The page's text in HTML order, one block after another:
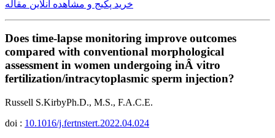
خرید پکیج و مشاهده آنلاین مقاله
Does time-lapse monitoring improve outcomes
compared with conventional morphological
assessment in women undergoing inÂ vitro
fertilization/intracytoplasmic sperm injection?
Russell S.KirbyPh.D., M.S., F.A.C.E.
doi : 10.1016/j.fertnstert.2022.04.024